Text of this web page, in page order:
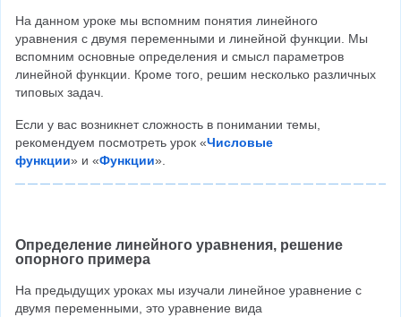
На данном уроке мы вспомним понятия линейного
уравнения с двумя переменными и линейной функции. Мы
вспомним основные определения и смысл параметров
линейной функции. Кроме того, решим несколько различных
типовых задач.
Если у вас возникнет сложность в понимании темы,
рекомендуем посмотреть урок «Числовые
функции» и «Функции».
Определение линейного уравнения, решение
опорного примера
На предыдущих уроках мы изучали линейное уравнение с
двумя переменными, это уравнение вида